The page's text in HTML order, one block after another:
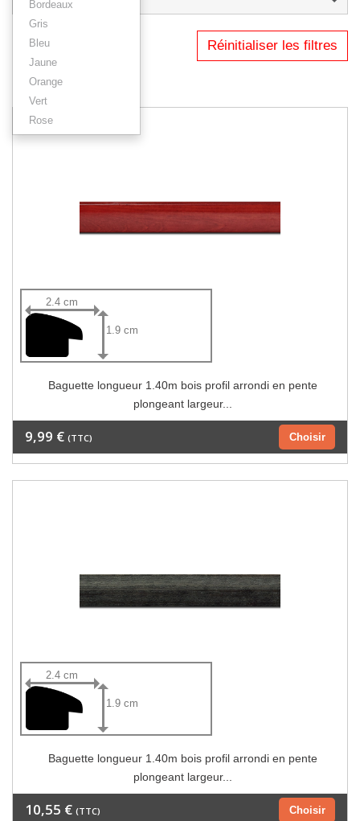
Bordeaux
Gris
Bleu
Jaune
Orange
Vert
Rose
Réinitialiser les filtres
Résultats 1 - 12 sur 14.
2.4 cm
1.9 cm
Baguette longueur 1.40m bois profil arrondi en pente
plongeant largeur...
Choisir
9,99 € (TTC)
2.4 cm
1.9 cm
Baguette longueur 1.40m bois profil arrondi en pente
plongeant largeur...
Choisir
10,55 € (TTC)